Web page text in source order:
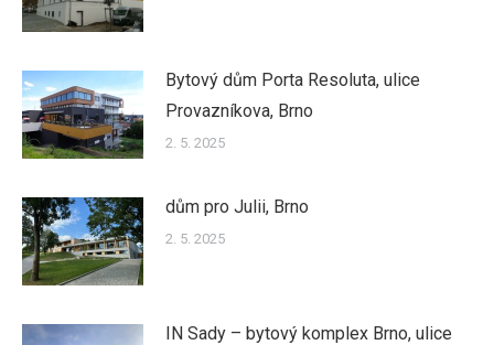
Bytový dům Porta Resoluta, ulice
Provazníkova, Brno
2. 5. 2025
dům pro Julii, Brno
2. 5. 2025
IN Sady – bytový komplex Brno, ulice